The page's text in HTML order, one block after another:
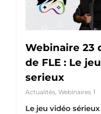
Webinaire 23
de FLE : Le
serieux
Actualités, Webinaires
Le jeu vidéo